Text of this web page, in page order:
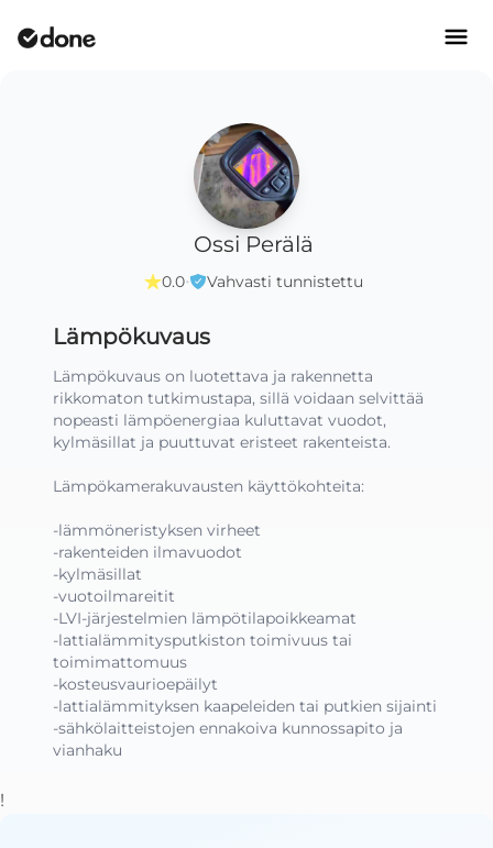
Ossi Perälä
0.0· Vahvasti tunnistettu
Lämpökuvaus
Lämpökuvaus on luotettava ja rakennetta
rikkomaton tutkimustapa, sillä voidaan selvittää
nopeasti lämpöenergiaa kuluttavat vuodot,
kylmäsillat ja puuttuvat eristeet rakenteista.
Lämpökamerakuvausten käyttökohteita:
-lämmöneristyksen virheet
-rakenteiden ilmavuodot
-kylmäsillat
-vuotoilmareitit
-LVI-järjestelmien lämpötilapoikkeamat
-lattialämmitysputkiston toimivuus tai
toimimattomuus
-kosteusvaurioepäilyt
-lattialämmityksen kaapeleiden tai putkien sijainti
-sähkölaitteistojen ennakoiva kunnossapito ja
vianhaku
!